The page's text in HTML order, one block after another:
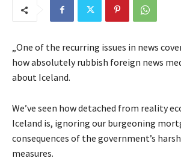
„One of the recurring issues in news
how absolutely rubbish foreign news
about Iceland.
We’ve seen how detached from reality
Iceland is, ignoring our burgeoning
consequences of the government’s
measures.